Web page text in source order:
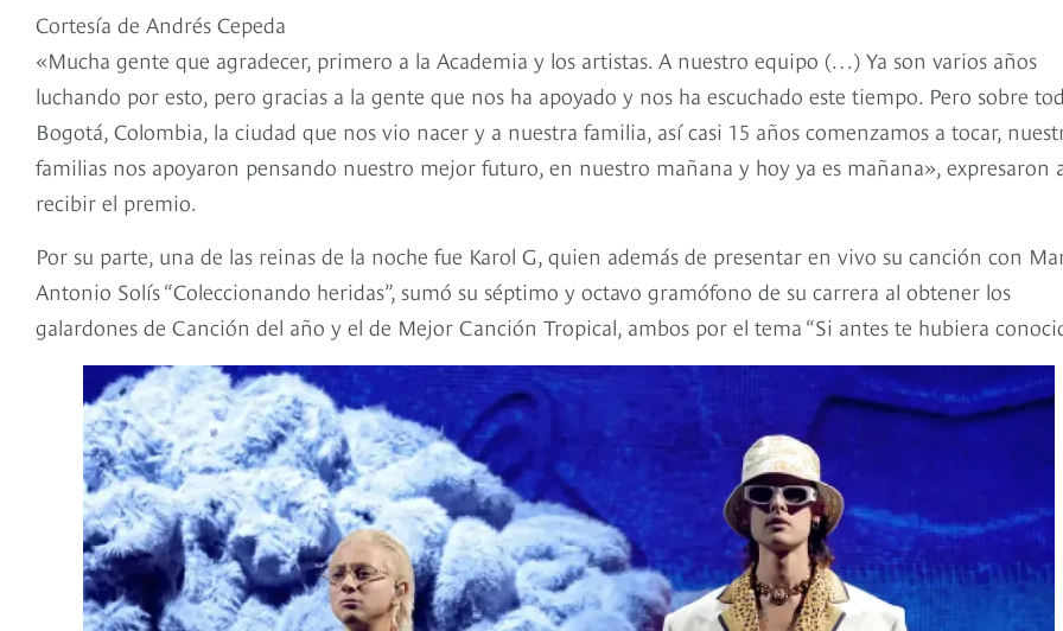
Cortesía de Andrés Cepeda
«Mucha gente que agradecer, primero a la Academia y los artistas. A nuestro equipo (…) Ya son varios años
luchando por esto, pero gracias a la gente que nos ha apoyado y nos ha escuchado este tiempo. Pero sobre
Bogotá, Colombia, la ciudad que nos vio nacer y a nuestra familia, así casi 15 años comenzamos a tocar,
familias nos apoyaron pensando nuestro mejor futuro, en nuestro mañana y hoy ya es mañana», expresaron
recibir el premio.
Por su parte, una de las reinas de la noche fue Karol G, quien además de presentar en vivo su canción con
Antonio Solís “Coleccionando heridas”, sumó su séptimo y octavo gramófono de su carrera al obtener los
galardones de Canción del año y el de Mejor Canción Tropical, ambos por el tema “Si antes te hubiera